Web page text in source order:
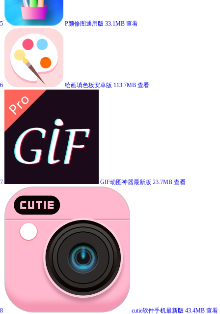
5 P颜修图通用版 33.1MB 查看
6 绘画填色板安卓版 113.7MB 查看
7 GIF动图神器最新版 23.7MB 查看
8 cutie软件手机最新版 43.4MB 查看